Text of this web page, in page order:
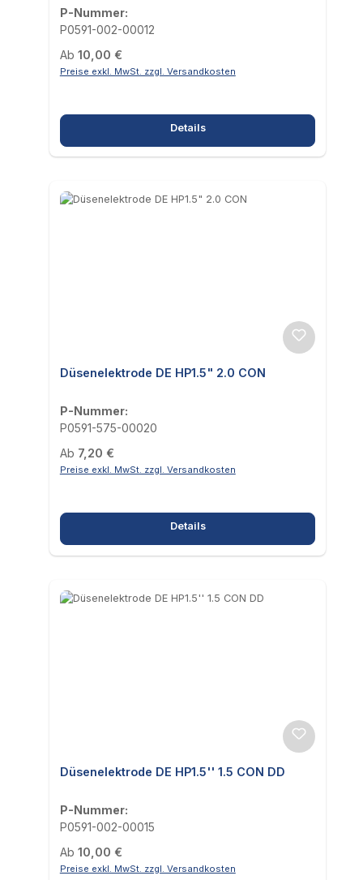
P-Nummer:
P0591-002-00012
Regulärer Preis:
Ab 10,00 €
Preise exkl. MwSt. zzgl. Versandkosten
Details
Düsenelektrode DE HP1.5" 2.0 CON
P-Nummer:
P0591-575-00020
Regulärer Preis:
Ab 7,20 €
Preise exkl. MwSt. zzgl. Versandkosten
Details
Düsenelektrode DE HP1.5'' 1.5 CON DD
P-Nummer:
P0591-002-00015
Regulärer Preis:
Ab 10,00 €
Preise exkl. MwSt. zzgl. Versandkosten